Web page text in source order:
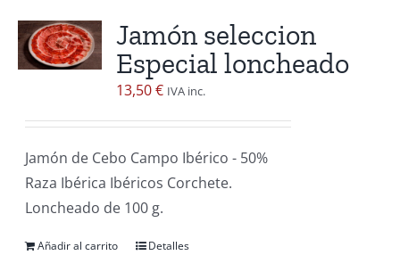
Las
opciones
se
en
la
página
Jamón seleccion
Especial loncheado
13,50€ IVA inc.
Jamón de Cebo Campo Ibérico - 50%
Raza Ibérica Ibéricos Corchete.
Loncheado de 100 g.
Añadir al carrito Detalles